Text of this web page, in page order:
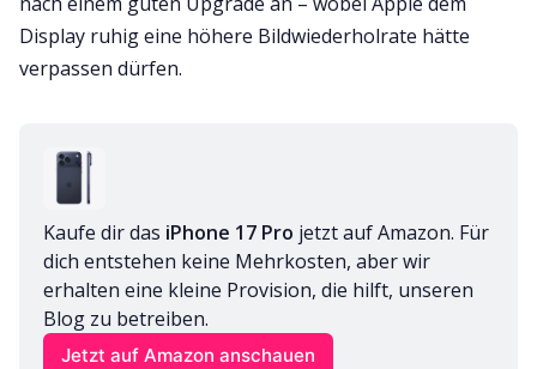
Display ruhig eine höhere Bildwiederholrate hätte
verpassen dürfen.
Kaufe dir das iPhone 17 Pro jetzt auf Amazon. Für
dich entstehen keine Mehrkosten, aber wir
erhalten eine kleine Provision, die hilft, unseren
Blog zu betreiben.
Jetzt auf Amazon anschauen